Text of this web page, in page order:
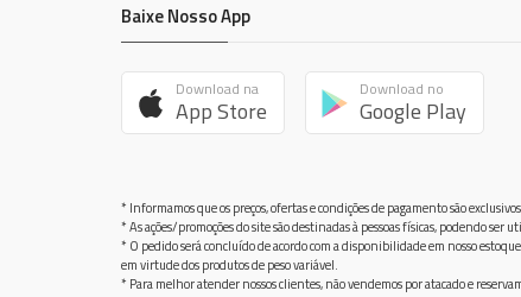
Baixe Nosso App
Download na
App Store
Download no
Google Play
* Informamos que os preços, ofertas e condições de pagamento são
* As ações/promoções do site são destinadas à pessoas físicas, podendo ser
* O pedido será concluído de acordo com a disponibilidade em nosso
em virtude dos produtos de peso variável.
* Para melhor atender nossos clientes, não vendemos por atacado e